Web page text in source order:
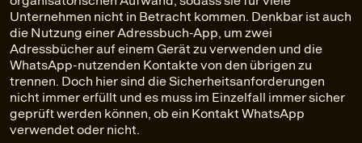
Unternehmen nicht in Betracht kommen. Denkbar ist auch
die Nutzung einer Adressbuch-App, um zwei
Adressbücher auf einem Gerät zu verwenden und die
WhatsApp-nutzenden Kontakte von den übrigen zu
trennen. Doch hier sind die Sicherheitsanforderungen
nicht immer erfüllt und es muss im Einzelfall immer sicher
geprüft werden können, ob ein Kontakt WhatsApp
verwendet oder nicht.